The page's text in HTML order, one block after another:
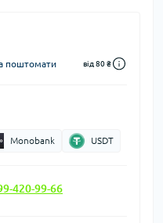
поштомати від 80 ₴
Monobank USDT
420-99-66